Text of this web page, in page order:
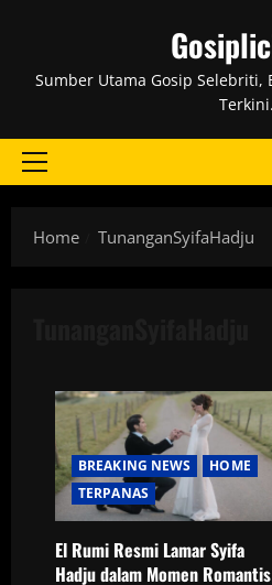
Sumber Utama Gosip
Terkini.
Primary
Home
TunanganSyifaHadju
BREAKING NEWS
HOME
TERPANAS
El Rumi Resmi Lamar Syifa
Hadju dalam Momen Romantis